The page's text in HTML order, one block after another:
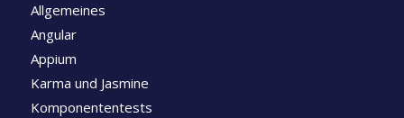
Allgemeines
Angular
Appium
Karma und Jasmine
Komponententests